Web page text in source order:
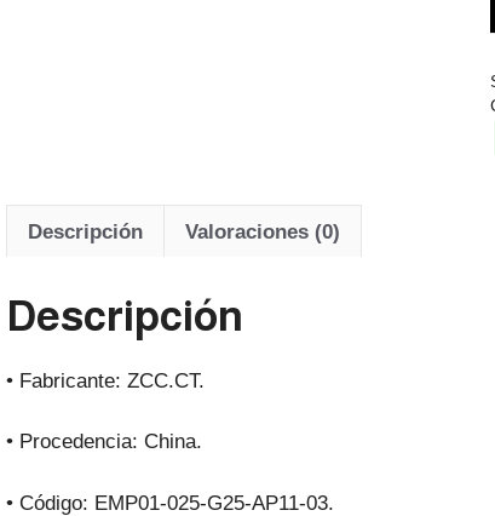
Descripción Valoraciones (0)
Descripción
• Fabricante: ZCC.CT.
• Procedencia: China.
• Código: EMP01-025-G25-AP11-03.